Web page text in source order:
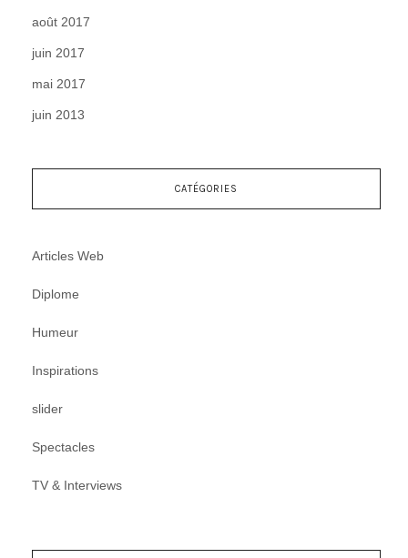
août 2017
juin 2017
mai 2017
juin 2013
CATÉGORIES
Articles Web
Diplome
Humeur
Inspirations
slider
Spectacles
TV & Interviews